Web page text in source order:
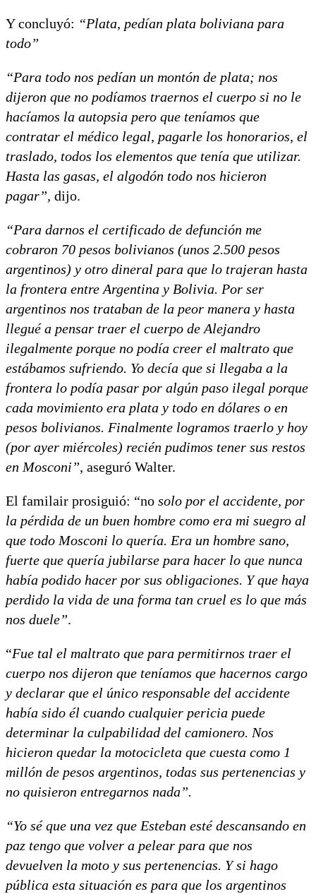
Y concluyó: “Plata, pedían plata boliviana para
todo”
“Para todo nos pedían un montón de plata; nos
dijeron que no podíamos traernos el cuerpo si no le
hacíamos la autopsia pero que teníamos que
contratar el médico legal, pagarle los honorarios, el
traslado, todos los elementos que tenía que utilizar.
Hasta las gasas, el algodón todo nos hicieron
pagar”, dijo.
“Para darnos el certificado de defunción me
cobraron 70 pesos bolivianos (unos 2.500 pesos
argentinos) y otro dineral para que lo trajeran hasta
la frontera entre Argentina y Bolivia. Por ser
argentinos nos trataban de la peor manera y hasta
llegué a pensar traer el cuerpo de Alejandro
ilegalmente porque no podía creer el maltrato que
estábamos sufriendo. Yo decía que si llegaba a la
frontera lo podía pasar por algún paso ilegal porque
cada movimiento era plata y todo en dólares o en
pesos bolivianos. Finalmente logramos traerlo y hoy
(por ayer miércoles) recién pudimos tener sus restos
en Mosconi”, aseguró Walter.
El familair prosiguió: “no solo por el accidente, por
la pérdida de un buen hombre como era mi suegro al
que todo Mosconi lo quería. Era un hombre sano,
fuerte que quería jubilarse para hacer lo que nunca
había podido hacer por sus obligaciones. Y que haya
perdido la vida de una forma tan cruel es lo que más
nos duele”.
“Fue tal el maltrato que para permitirnos traer el
cuerpo nos dijeron que teníamos que hacernos cargo
y declarar que el único responsable del accidente
había sido él cuando cualquier pericia puede
determinar la culpabilidad del camionero. Nos
hicieron quedar la motocicleta que cuesta como 1
millón de pesos argentinos, todas sus pertenencias y
no quisieron entregarnos nada”.
“Yo sé que una vez que Esteban esté descansando en
paz tengo que volver a pelear para que nos
devuelven la moto y sus pertenencias. Y si hago
pública esta situación es para que los argentinos